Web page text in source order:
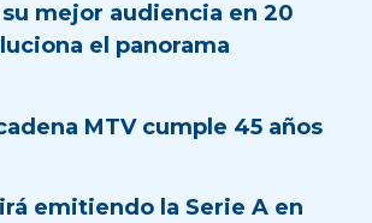
su mejor audiencia en 20
el panorama
MTV cumple 45 años
emitiendo la Serie A en